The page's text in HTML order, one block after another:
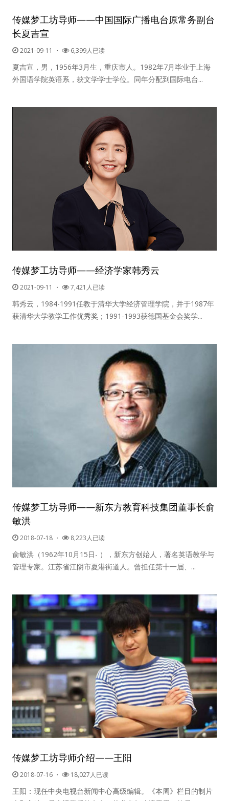
信息圈
品牌的力量
传媒梦工坊导师——中国国际广播电台原常务副台
长夏吉宣
2021-09-11 ・ 6,399人已读
夏吉宣，男，1956年3月生，重庆市人。1982年7月毕业于上海
外国语学院英语系，获文学学士学位。同年分配到国际电台...
传媒梦工坊导师——经济学家韩秀云
2021-09-11 ・ 7,421人已读
韩秀云，1984-1991任教于清华大学经济管理学院，并于1987年
获清华大学教学工作优秀奖；1991-1993获德国基金会奖学...
传媒梦工坊导师——新东方教育科技集团董事长俞
敏洪
2018-07-18 ・ 8,223人已读
俞敏洪（1962年10月15日- ），新东方创始人，著名英语教学与
管理专家。江苏省江阴市夏港街道人。曾担任第十一届、...
传媒梦工坊导师介绍——王阳
2018-07-16 ・ 18,027人已读
王阳：现任中央电视台新闻中心高级编辑。《本周》栏目的制片